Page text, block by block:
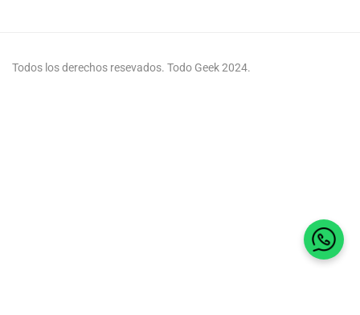
Todos los derechos resevados. Todo Geek 2024.
Habla